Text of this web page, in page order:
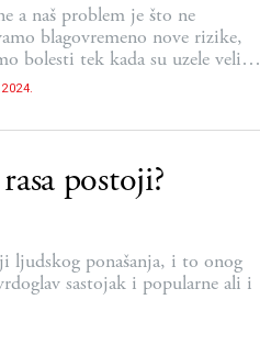
a naš problem je što ne
blagovremeno nove rizike,
bolesti tek kada su uzele velike
postoji?
ljudskog ponašanja, i to onog
sastojak i popularne ali i